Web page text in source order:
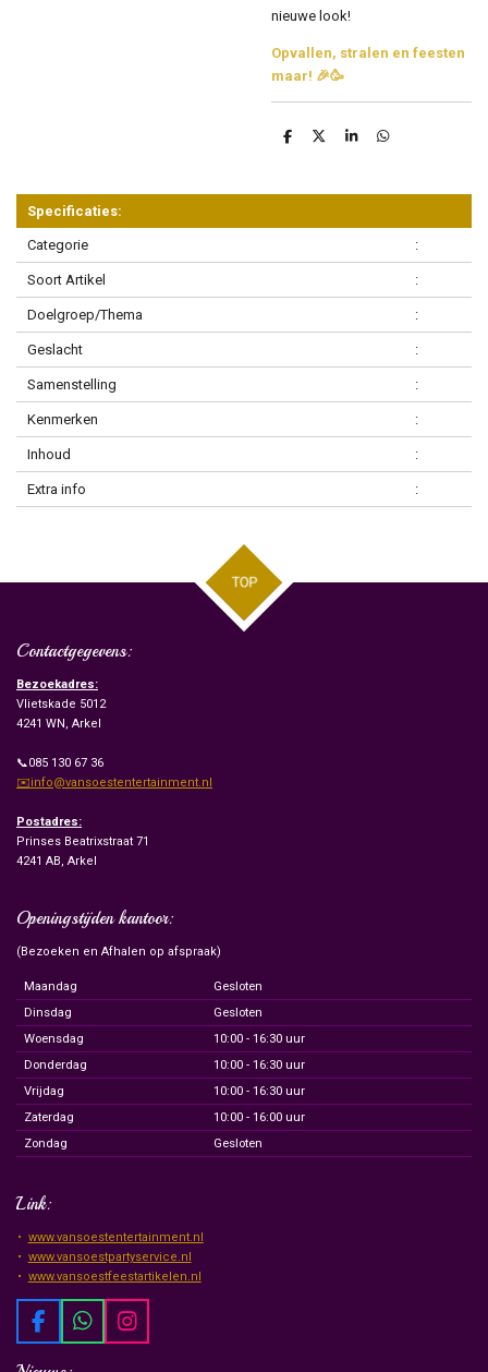
nieuwe look!
Opvallen, stralen en feesten
maar! 🎉🥳
D
n
D
S
e
D
n
Specificaties:
Categorie :
Soort Artikel :
Doelgroep/Thema :
Geslacht :
Samenstelling :
Kenmerken :
Inhoud :
Extra info :
TOP
Contactgegevens:
Bezoekadres:
Vlietskade 5012
4241 WN, Arkel
📞085 130 67 36
✉️info@vansoestentertainment.nl
Postadres:
Prinses Beatrixstraat 71
4241 AB, Arkel
Openingstijden kantoor:
(Bezoeken en Afhalen op afspraak)
Maandag
Gesloten
Dinsdag
Gesloten
Woensdag
10:00 - 16:30 uur
Donderdag
10:00 - 16:30 uur
Vrijdag
10:00 - 16:30 uur
Zaterdag
10:00 - 16:00 uur
Zondag
Gesloten
Link:
www.vansoestentertainment.nl
www.vansoestpartyservice.nl
www.vansoestfeestartikelen.nl
F
a
W
h
I
n